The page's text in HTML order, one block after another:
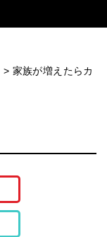
> 家族が増えたらカ